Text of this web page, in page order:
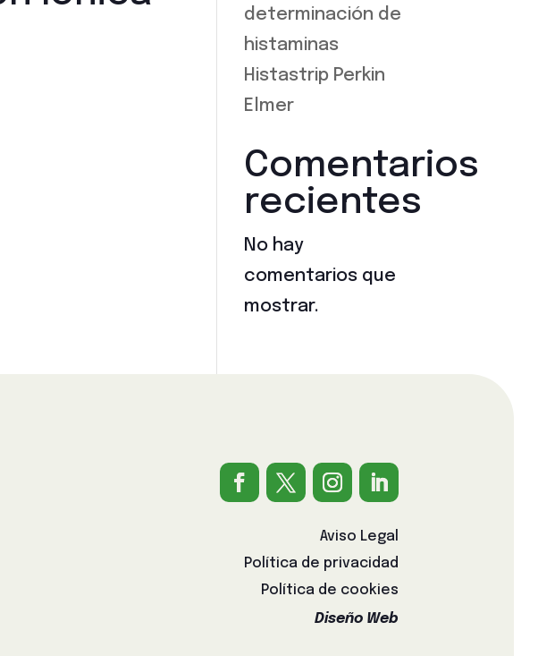
determinación de
histaminas
Histastrip Perkin
Elmer
Comentarios
recientes
No hay
comentarios que
mostrar.
Aviso Legal
Política de privacidad
Política de cookies
Diseño Web